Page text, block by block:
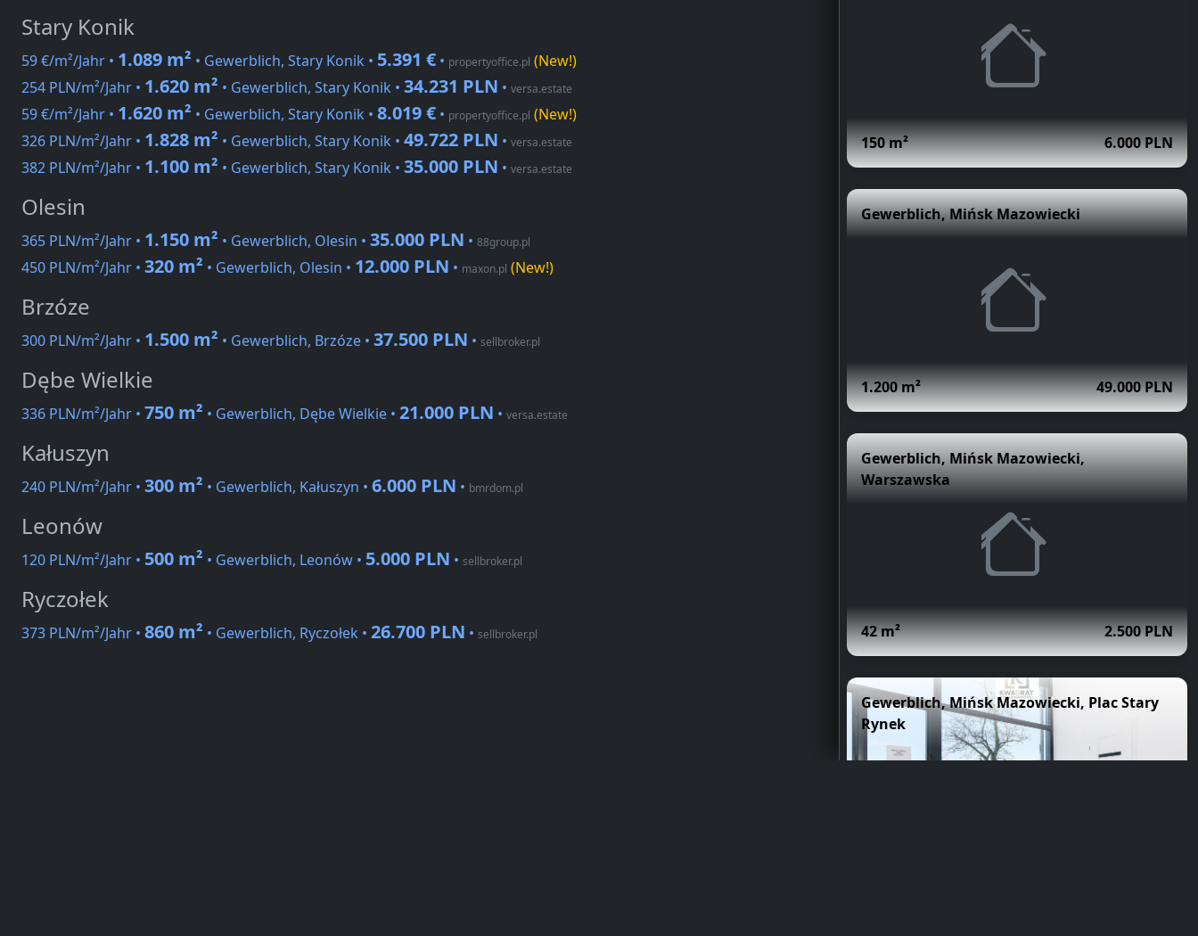
Stary Konik
59 €/m²/Jahr • 1.089 m² • Gewerblich, Stary Konik • 5.391 € • propertyoffice.pl (New!)
254 PLN/m²/Jahr • 1.620 m² • Gewerblich, Stary Konik • 34.231 PLN • versa.estate
59 €/m²/Jahr • 1.620 m² • Gewerblich, Stary Konik • 8.019 € • propertyoffice.pl (New!)
326 PLN/m²/Jahr • 1.828 m² • Gewerblich, Stary Konik • 49.722 PLN • versa.estate
382 PLN/m²/Jahr • 1.100 m² • Gewerblich, Stary Konik • 35.000 PLN • versa.estate
Olesin
365 PLN/m²/Jahr • 1.150 m² • Gewerblich, Olesin • 35.000 PLN • 88group.pl
450 PLN/m²/Jahr • 320 m² • Gewerblich, Olesin • 12.000 PLN • maxon.pl (New!)
Brzóze
300 PLN/m²/Jahr • 1.500 m² • Gewerblich, Brzóze • 37.500 PLN • sellbroker.pl
Dębe Wielkie
336 PLN/m²/Jahr • 750 m² • Gewerblich, Dębe Wielkie • 21.000 PLN • versa.estate
Kałuszyn
240 PLN/m²/Jahr • 300 m² • Gewerblich, Kałuszyn • 6.000 PLN • bmrdom.pl
Leonów
120 PLN/m²/Jahr • 500 m² • Gewerblich, Leonów • 5.000 PLN • sellbroker.pl
Ryczołek
373 PLN/m²/Jahr • 860 m² • Gewerblich, Ryczołek • 26.700 PLN • sellbroker.pl